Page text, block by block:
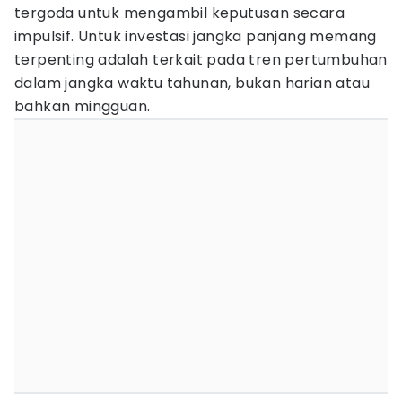
tergoda untuk mengambil keputusan secara
impulsif. Untuk investasi jangka panjang memang
terpenting adalah terkait pada tren pertumbuhan
dalam jangka waktu tahunan, bukan harian atau
bahkan mingguan.